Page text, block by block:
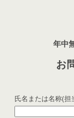
年中
お
氏名または名称(担